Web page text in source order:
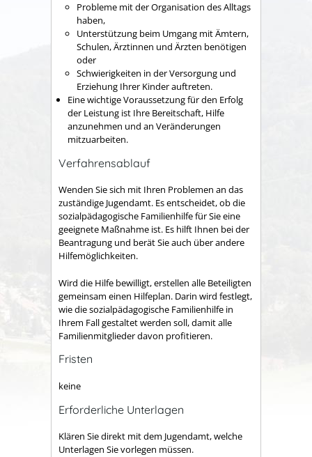
Probleme mit der Organisation des Alltags
haben,
Unterstützung beim Umgang mit Ämtern,
Schulen, Ärztinnen und Ärzten benötigen
oder
Schwierigkeiten in der Versorgung und
Erziehung Ihrer Kinder auftreten.
Eine wichtige Voraussetzung für den Erfolg
der Leistung ist Ihre Bereitschaft, Hilfe
anzunehmen und an Veränderungen
mitzuarbeiten.
Verfahrensablauf
Wenden Sie sich mit Ihren Problemen an das
zuständige Jugendamt. Es entscheidet, ob die
sozialpädagogische Familienhilfe für Sie eine
geeignete Maßnahme ist. Es hilft Ihnen bei der
Beantragung und berät Sie auch über andere
Hilfemöglichkeiten.
Wird die Hilfe bewilligt, erstellen alle Beteiligten
gemeinsam einen Hilfeplan. Darin wird festlegt,
wie die sozialpädagogische Familienhilfe in
Ihrem Fall gestaltet werden soll, damit alle
Familienmitglieder davon profitieren.
Fristen
keine
Erforderliche Unterlagen
Klären Sie direkt mit dem Jugendamt, welche
Unterlagen Sie vorlegen müssen.